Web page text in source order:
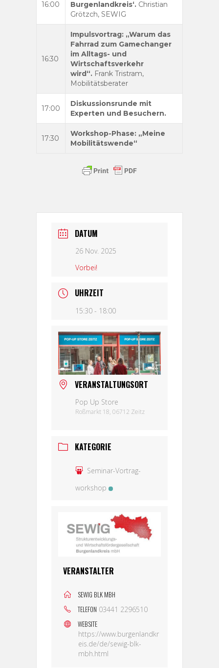
16:00 Burgenlandkreis‘. Christian
Grötzch, SEWIG
16:30
Impulsvortrag: „Warum das
Fahrrad zum Gamechanger
im Alltags- und
Wirtschaftsverkehr
wird“. Frank Tristram,
Mobilitätsberater
17:00
Diskussionsrunde mit
Experten und Besuchern.
17:30
Workshop-Phase: „Meine
Mobilitätswende“
DATUM
26 Nov. 2025
Vorbei!
UHRZEIT
15:30 - 18:00
VERANSTALTUNGSORT
Pop Up Store
Roßmarkt 18, 06712 Zeitz
KATEGORIE
Seminar-Vortrag-
workshop
VERANSTALTER
SEWIG BLK MBH
TELEFON 03441 2296510
WEBSITE
https://www.burgenlandkr
eis.de/de/sewig-blk-
mbh.html